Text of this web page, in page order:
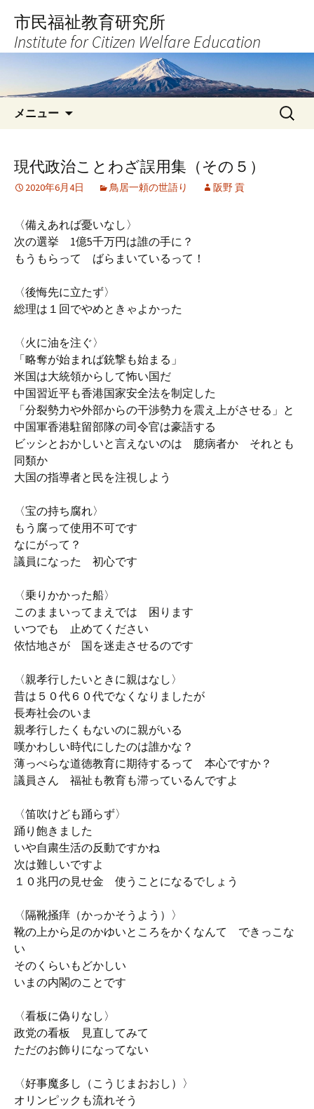
へ
キ
市民福祉教育研究所
Institute for Citizen Welfare Education
メニュー
検
索:
現代政治ことわざ誤用集（その５）
2020年6月4日 鳥居一頼の世語り 阪野 貢
〈備えあれば憂いなし〉
次の選挙 1億5千万円は誰の手に？
もうもらって ばらまいているって！
〈後悔先に立たず〉
総理は１回でやめときゃよかった
〈火に油を注ぐ〉
「略奪が始まれば銃撃も始まる」
米国は大統領からして怖い国だ
中国習近平も香港国家安全法を制定した
「分裂勢力や外部からの干渉勢力を震え上がさせる」と
中国軍香港駐留部隊の司令官は豪語する
ビッシとおかしいと言えないのは 臆病者か それとも
同類か
大国の指導者と民を注視しよう
〈宝の持ち腐れ〉
もう腐って使用不可です
なにがって？
議員になった 初心です
〈乗りかかった船〉
このままいってまえでは 困ります
いつでも 止めてください
依怙地さが 国を迷走させるのです
〈親孝行したいときに親はなし〉
昔は５０代６０代でなくなりましたが
長寿社会のいま
親孝行したくもないのに親がいる
嘆かわしい時代にしたのは誰かな？
薄っぺらな道徳教育に期待するって 本心ですか？
議員さん 福祉も教育も滞っているんですよ
〈笛吹けども踊らず〉
踊り飽きました
いや自粛生活の反動ですかね
次は難しいですよ
１０兆円の見せ金 使うことになるでしょう
〈隔靴掻痒（かっかそうよう）〉
靴の上から足のかゆいところをかくなんて できっこな
い
そのくらいもどかしい
いまの内閣のことです
〈看板に偽りなし〉
政党の看板 見直してみて
ただのお飾りになってない
〈好事魔多し（こうじまおおし）〉
オリンピックも流れそう